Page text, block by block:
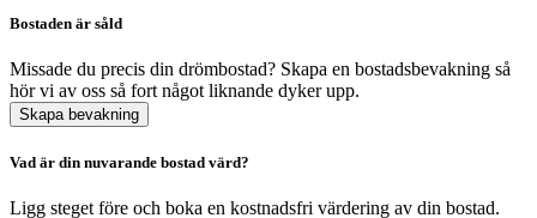
Bostaden är såld
Missade du precis din drömbostad? Skapa en bostadsbevakning så
hör vi av oss så fort något liknande dyker upp.
Skapa bevakning
Vad är din nuvarande bostad värd?
Ligg steget före och boka en kostnadsfri värdering av din bostad.